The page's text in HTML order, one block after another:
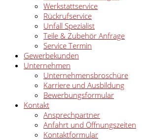
Werkstattservice
Rückrufservice
Unfall Spezialist
Teile & Zubehör Anfrage
Service Termin
Gewerbekunden
Unternehmen
Unternehmensbroschüre
Karriere und Ausbildung
Bewerbungsformular
Kontakt
Ansprechpartner
Anfahrt und Öffnungszeiten
Kontaktformular